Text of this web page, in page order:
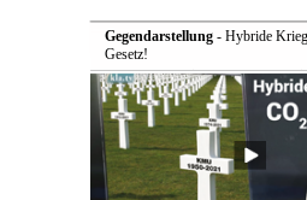
Gegendarstellung- Hybride
Gesetz!